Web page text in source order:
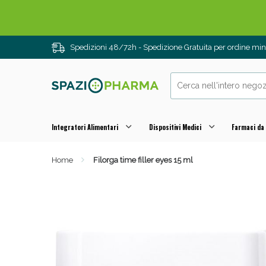
Spedizioni 48/72h - Spedizione Gratuita per ordine
Integratori Alimentari Dispositivi Medici Farmaci
Home Filorga time filler eyes 15 ml